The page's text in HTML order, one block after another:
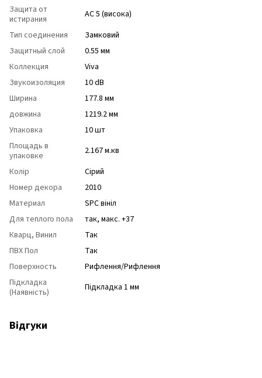
Защита от
истирания
АС 5 (висока)
Тип соединения
Замковий
Защитный слой
0.55 мм
Коллекция
Viva
Звукоизоляция
10 dB
Ширина
177.8 мм
довжина
1219.2 мм
Упаковка
10 шт
Площадь в
упаковке
2.167 м.кв
Колір
Сірий
Номер декора
2010
Материал
SPC вініл
Для теплого пола
так, макс. +37
Кварц, Винил
Так
ПВХ Пол
Так
Поверхность
Рифлення/Рифлення
Підкладка
(Наявність)
Підкладка 1 мм
Відгуки